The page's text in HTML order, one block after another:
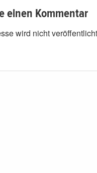
einen Kommentar
wird nicht